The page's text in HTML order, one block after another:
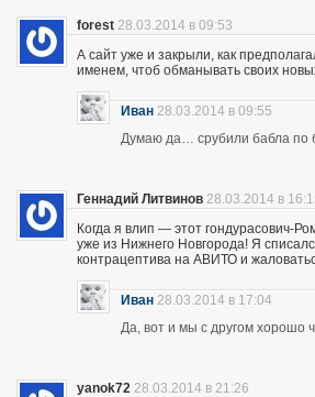
forest 28.03.2014 в 09:53
А сайт уже и закрыли, как
именем, чтоб обманывать своих
Иван 28.03.2014 в 09:55
Думаю да… срубили бабла по
Геннадий Литвинов 28.03.2014 в
Когда я влип — этот гондурасович-
уже из Нижнего Новгорода! Я
контрацептива на АВИТО и
Иван 28.03.2014 в 17:04
Да, вот и мы с другом хорошо
yanok72 28.03.2014 в 21:26